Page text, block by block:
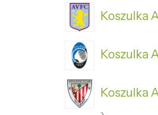
Koszulka
Koszulka
Koszulka